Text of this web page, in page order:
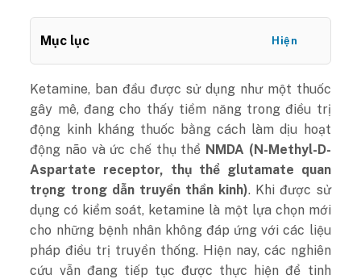
Mục lục Hiện
Ketamine, ban đầu được sử dụng như một thuốc
gây mê, đang cho thấy tiềm năng trong điều trị
động kinh kháng thuốc bằng cách làm dịu hoạt
động não và ức chế thụ thể NMDA (N-Methyl-D-
Aspartate receptor, thụ thể glutamate quan
trọng trong dẫn truyền thần kinh). Khi được sử
dụng có kiểm soát, ketamine là một lựa chọn mới
cho những bệnh nhân không đáp ứng với các liệu
pháp điều trị truyền thống. Hiện nay, các nghiên
cứu vẫn đang tiếp tục được thực hiện để tinh